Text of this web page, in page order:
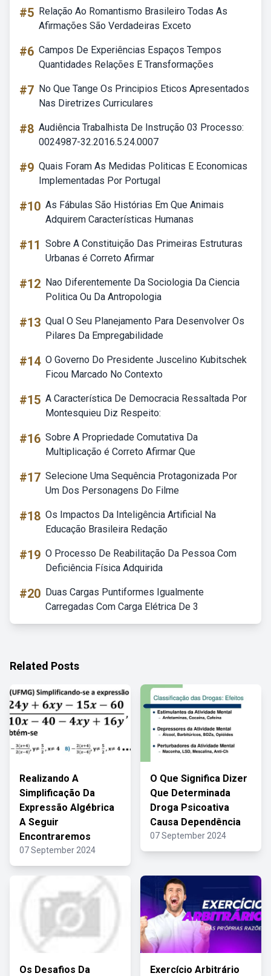
#5 Relação Ao Romantismo Brasileiro Todas As
Afirmações São Verdadeiras Exceto
#6 Campos De Experiências Espaços Tempos
Quantidades Relações E Transformações
#7 No Que Tange Os Principios Eticos Apresentados
Nas Diretrizes Curriculares
#8 Audiência Trabalhista De Instrução 03 Processo:
0024987-32.2016.5.24.0007
#9 Quais Foram As Medidas Politicas E Economicas
Implementadas Por Portugal
#10 As Fábulas São Histórias Em Que Animais
Adquirem Características Humanas
#11 Sobre A Constituição Das Primeiras Estruturas
Urbanas é Correto Afirmar
#12 Nao Diferentemente Da Sociologia Da Ciencia
Politica Ou Da Antropologia
#13 Qual O Seu Planejamento Para Desenvolver Os
Pilares Da Empregabilidade
#14 O Governo Do Presidente Juscelino Kubitschek
Ficou Marcado No Contexto
#15 A Característica De Democracia Ressaltada Por
Montesquieu Diz Respeito:
#16 Sobre A Propriedade Comutativa Da
Multiplicação é Correto Afirmar Que
#17 Selecione Uma Sequência Protagonizada Por
Um Dos Personagens Do Filme
#18 Os Impactos Da Inteligência Artificial Na
Educação Brasileira Redação
#19 O Processo De Reabilitação Da Pessoa Com
Deficiência Física Adquirida
#20 Duas Cargas Puntiformes Igualmente
Carregadas Com Carga Elétrica De 3
Related Posts
Realizando A
Simplificação Da
Expressão Algébrica
A Seguir
Encontraremos
07 September 2024
O Que Significa Dizer
Que Determinada
Droga Psicoativa
Causa Dependência
07 September 2024
Os Desafios Da Exercício Arbitrário